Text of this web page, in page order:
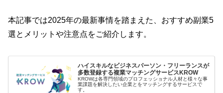
本記事では2025年の最新事情を踏まえた、おすすめ副業5
選とメリットや注意点をご紹介します。
ハイスキルなビジネスパーソン・フリーランスが
多数登録する複業マッチングサービスKROW
KROWは各専門領域のプロフェッショナル人材と様々な事
業課題を解決したい企業とをマッチングするサービスで
す。